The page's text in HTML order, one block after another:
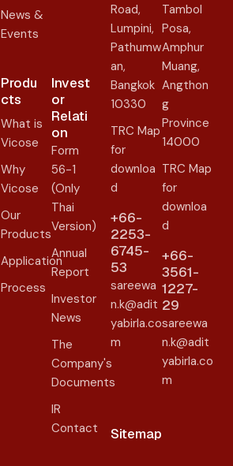
News &
Events
Produ
cts
What is
Vicose
Why
Vicose
Our
Products
Application
Process
Invest
or
Relati
on​
Form
56-1
(Only
Thai
Version)
Annual
Report
Investor
News
The
Company's
Documents
IR
Contact
Road,
Lumpini,
Pathumw
an,
Bangkok
10330
TRC Map
for
downloa
d
+66-
2253-
6745-
53
sareewa
n.k@adit
yabirla.co
m
Tambol
Posa,
Amphur
Muang,
Angthon
g
Province
14000
TRC Map
for
downloa
d
+66-
3561-
1227-
29
sareewa
n.k@adit
yabirla.co
m
Sitemap